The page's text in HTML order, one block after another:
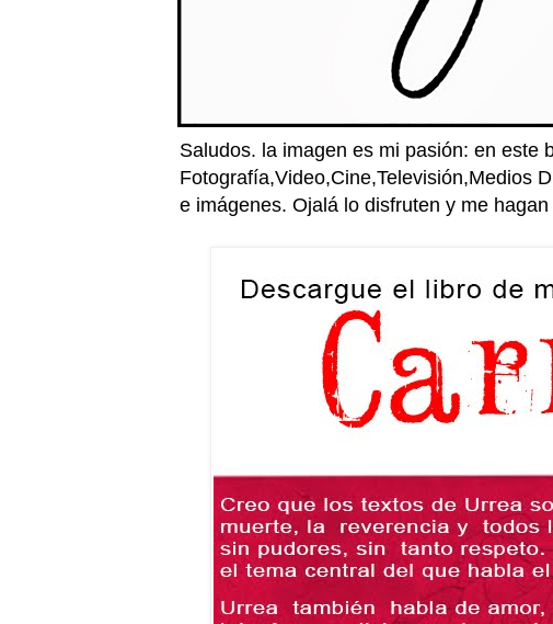
Saludos. la imagen es mi pasión: en este
Fotografía,Video,Cine,Televisión,Medios
e imágenes. Ojalá lo disfruten y me